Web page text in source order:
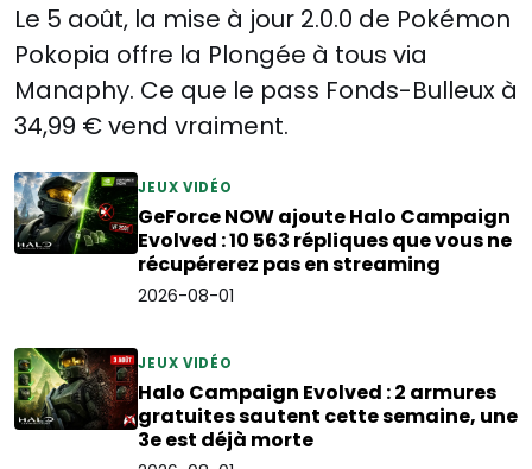
Le 5 août, la mise à jour 2.0.0 de Pokémon
Pokopia offre la Plongée à tous via
Manaphy. Ce que le pass Fonds-Bulleux à
34,99 € vend vraiment.
JEUX VIDÉO
GeForce NOW ajoute Halo Campaign
Evolved : 10 563 répliques que vous ne
récupérerez pas en streaming
2026-08-01
JEUX VIDÉO
Halo Campaign Evolved : 2 armures
gratuites sautent cette semaine, une
3e est déjà morte